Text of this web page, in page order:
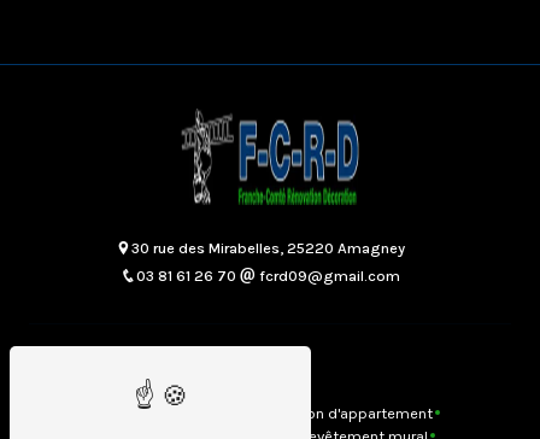
30 rue des Mirabelles, 25220 Amagney
03 81 61 26 70
fcrd09@gmail.com
Accueil
Rénovation d'appartement
Revêtement mural